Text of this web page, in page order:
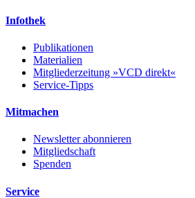
Infothek
Publikationen
Materialien
Mitgliederzeitung »VCD direkt«
Service-Tipps
Mitmachen
Newsletter abonnieren
Mitgliedschaft
Spenden
Service